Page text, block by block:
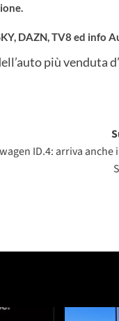
DAZN, TV8 ed info
più venduta
ID.4: arriva anche